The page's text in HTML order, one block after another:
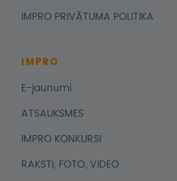
IMPRO PRIVĀTUMA POLITIKA
IMPRO
E-jaunumi
ATSAUKSMES
IMPRO KONKURSI
RAKSTI, FOTO, VIDEO